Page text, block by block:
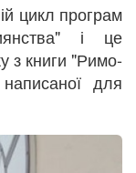
цикл програм
і це
з книги "Римо-
написаної для